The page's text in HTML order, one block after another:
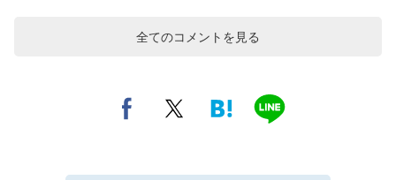
全てのコメントを見る